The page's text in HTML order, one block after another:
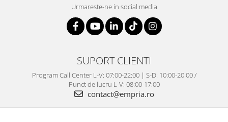
Urmareste-ne in social media
SUPORT CLIENTI
Program Call Center L-V: 07:00-22:00 | S-D: 10:00-20:00 /
Punct de lucru L-V: 08:00-17:00
contact@empria.ro